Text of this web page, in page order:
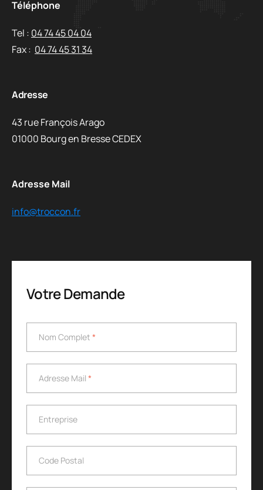
Téléphone
Tel : 04 74 45 04 04
Fax : 04 74 45 31 34
Adresse
43 rue François Arago
01000 Bourg en Bresse CEDEX
Adresse Mail
info@troccon.fr
Votre Demande
Nom Complet *
Adresse Mail *
Entreprise
Code Postal